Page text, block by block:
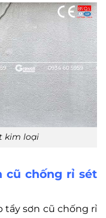
kim loại
cũ chống rỉ sét
tẩy sơn cũ chống rỉ